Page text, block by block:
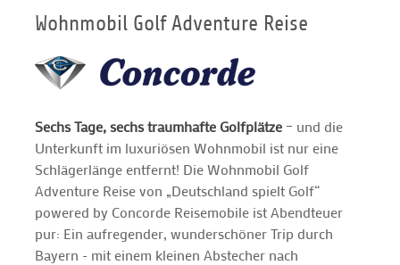
GOLF CARD
GOLF & WOMO
MALLORCA GOLFWOCHE
GOLF NEWS
Wohnmobil Golf Adventure Reise
Sechs Tage, sechs traumhafte Golfplätze – und die
Unterkunft im luxuriösen Wohnmobil ist nur eine
Schlägerlänge entfernt! Die Wohnmobil Golf
Adventure Reise von „Deutschland spielt Golf“
powered by Concorde Reisemobile ist Abendteuer
pur: Ein aufregender, wunderschöner Trip durch
Bayern - mit einem kleinen Abstecher nach